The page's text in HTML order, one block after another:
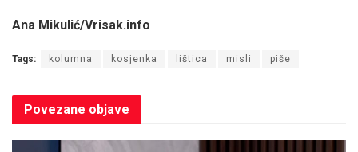
Ana Mikulić/Vrisak.info
Tags: kolumna kosjenka lištica misli piše
Povezane objave